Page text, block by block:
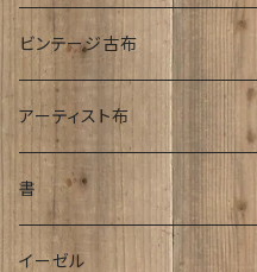
大正着物｜古布
子供
手書き染め
平成着物
アンティーク
刺繍入り
帯
人絹
その他
ビンテージ古布
明治時代
大正時代
昭和初期S25年前
アーティスト布
工房チリントゥさん
ち江すさん
書
伊藤瑞賢氏
イーゼル